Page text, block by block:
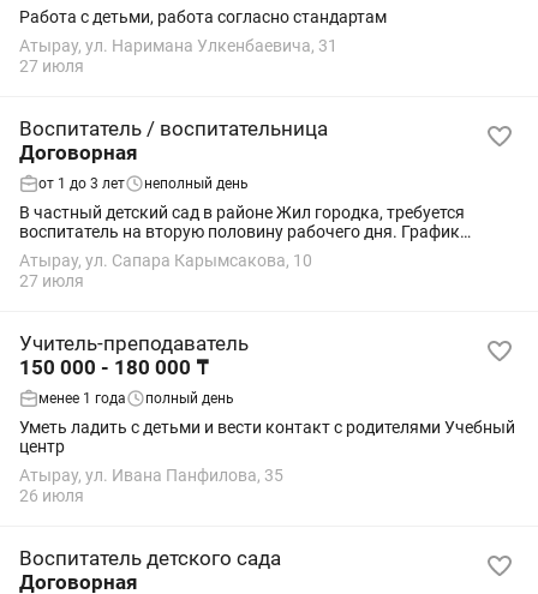
Работа с детьми, работа согласно стандартам
Атырау, ул. Наримана Улкенбаевича, 31
27 июля
Воспитатель / воспитательница
Договорная
от 1 до 3 лет неполный день
В частный детский сад в районе Жил городка, требуется
воспитатель на вторую половину рабочего дня. График
работы 5/2 с 13.00-18.30 Оклад своевременный Официальное
трудоустройство
Атырау, ул. Сапара Карымсакова, 10
27 июля
Учитель-преподаватель
150 000 - 180 000 ₸
менее 1 года полный день
Уметь ладить с детьми и вести контакт с родителями Учебный
центр
Атырау, ул. Ивана Панфилова, 35
26 июля
Воспитатель детского сада
Договорная